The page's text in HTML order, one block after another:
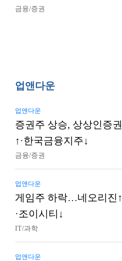
금융/증권
업앤다운
업앤다운
증권주 상승, 상상인증권
↑·한국금융지주↓
금융/증권
업앤다운
게임주 하락…네오리진↑
·조이시티↓
IT/과학
업앤다운